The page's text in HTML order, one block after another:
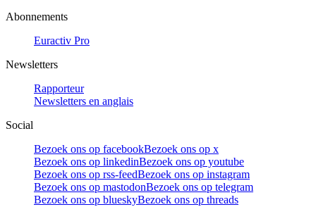
Abonnements
Euractiv Pro
Newsletters
Rapporteur
Newsletters en anglais
Social
Bezoek ons op facebookBezoek ons op x
Bezoek ons op linkedinBezoek ons op youtube
Bezoek ons op rss-feedBezoek ons op instagram
Bezoek ons op mastodonBezoek ons op telegram
Bezoek ons op blueskyBezoek ons op threads